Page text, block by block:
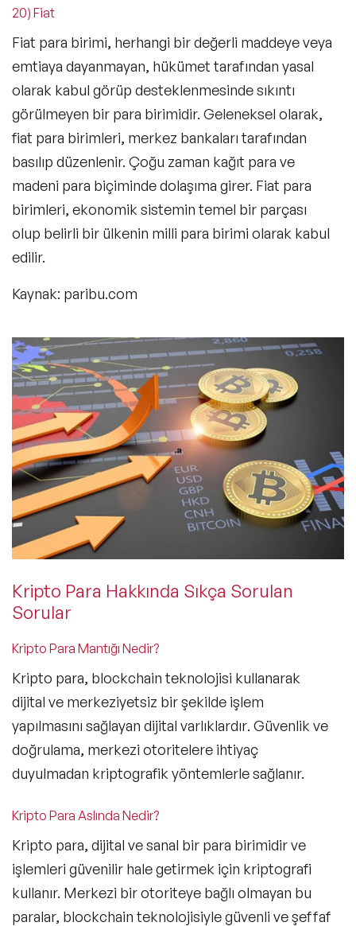
20) Fiat
Fiat para birimi, herhangi bir değerli maddeye veya
emtiaya dayanmayan, hükümet tarafından yasal
olarak kabul görüp desteklenmesinde sıkıntı
görülmeyen bir para birimidir. Geleneksel olarak,
fiat para birimleri, merkez bankaları tarafından
basılıp düzenlenir. Çoğu zaman kağıt para ve
madeni para biçiminde dolaşıma girer. Fiat para
birimleri, ekonomik sistemin temel bir parçası
olup belirli bir ülkenin milli para birimi olarak kabul
edilir.
Kaynak: paribu.com
Kripto Para Hakkında Sıkça Sorulan
Sorular
Kripto Para Mantığı Nedir?
Kripto para, blockchain teknolojisi kullanarak
dijital ve merkeziyetsiz bir şekilde işlem
yapılmasını sağlayan dijital varlıklardır. Güvenlik ve
doğrulama, merkezi otoritelere ihtiyaç
duyulmadan kriptografik yöntemlerle sağlanır.
Kripto Para Aslında Nedir?
Kripto para, dijital vesanal bir para birimidirve
işlemleri güvenilir hale getirmek için kriptografi
kullanır. Merkezi bir otoriteye bağlı olmayan bu
paralar, blockchain teknolojisiyle güvenli ve şeffaf